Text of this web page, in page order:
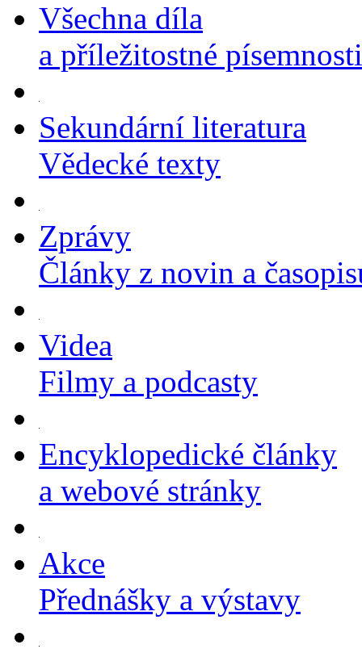
Všechna díla
a příležitostné písemnosti
Sekundární literatura
Vědecké texty
Zprávy
Články z novin a
Videa
Filmy a podcasty
Encyklopedické články
a webové stránky
Akce
Přednášky a výstavy